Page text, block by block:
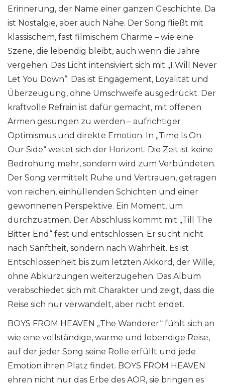
Erinnerung, der Name einer ganzen Geschichte. Da
ist Nostalgie, aber auch Nähe. Der Song fließt mit
klassischem, fast filmischem Charme – wie eine
Szene, die lebendig bleibt, auch wenn die Jahre
vergehen. Das Licht intensiviert sich mit „I Will Never
Let You Down“. Das ist Engagement, Loyalität und
Überzeugung, ohne Umschweife ausgedrückt. Der
kraftvolle Refrain ist dafür gemacht, mit offenen
Armen gesungen zu werden – aufrichtiger
Optimismus und direkte Emotion. In „Time Is On
Our Side“ weitet sich der Horizont. Die Zeit ist keine
Bedrohung mehr, sondern wird zum Verbündeten.
Der Song vermittelt Ruhe und Vertrauen, getragen
von reichen, einhüllenden Schichten und einer
gewonnenen Perspektive. Ein Moment, um
durchzuatmen. Der Abschluss kommt mit „Till The
Bitter End“ fest und entschlossen. Er sucht nicht
nach Sanftheit, sondern nach Wahrheit. Es ist
Entschlossenheit bis zum letzten Akkord, der Wille,
ohne Abkürzungen weiterzugehen. Das Album
verabschiedet sich mit Charakter und zeigt, dass die
Reise sich nur verwandelt, aber nicht endet.
BOYS FROM HEAVEN „The Wanderer“ fühlt sich an
wie eine vollständige, warme und lebendige Reise,
auf der jeder Song seine Rolle erfüllt und jede
Emotion ihren Platz findet. BOYS FROM HEAVEN
ehren nicht nur das Erbe des AOR, sie bringen es